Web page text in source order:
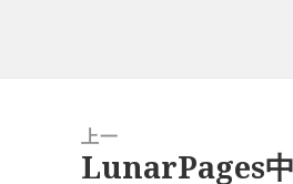
上一
上
LunarPages